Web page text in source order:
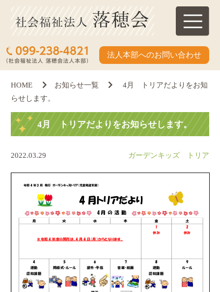
法人本部へのお問い合わせ
HOME お知らせ一覧
4月 トリアだよりをお知
らせします。
4月 トリアだよりをお知らせします。
ガーデンキッズ トリア
2022.03.29